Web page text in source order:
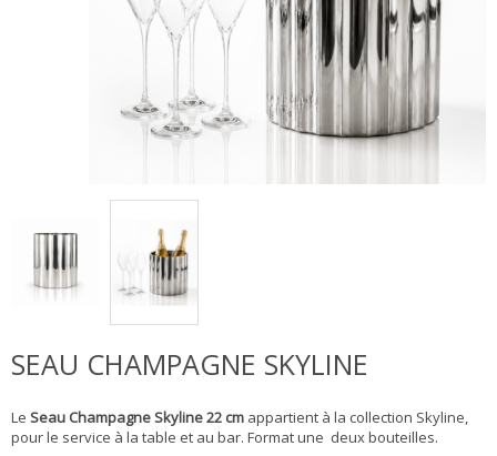
SEAU CHAMPAGNE SKYLINE
Le Seau Champagne Skyline 22 cm appartient à la collection Skyline,
pour le service à la table et au bar. Format une deux bouteilles.